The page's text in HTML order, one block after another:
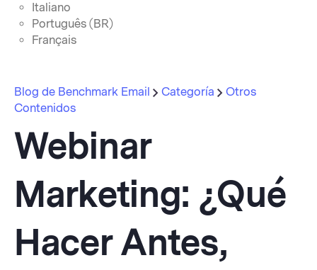
Italiano
Português (BR)
Français
Blog de Benchmark Email Categoría
Otros
Contenidos
Webinar
Marketing: ¿Qué
Hacer Antes,